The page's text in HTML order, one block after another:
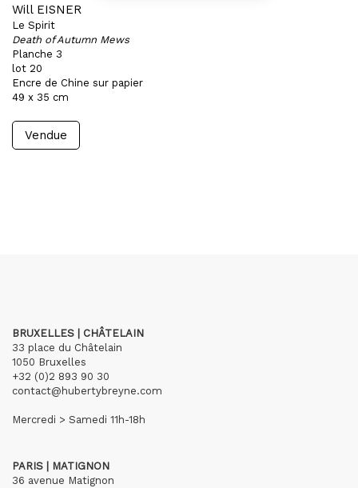
Will EISNER
Le Spirit
Death of Autumn Mews
Planche 3
lot 20
Encre de Chine sur papier
49 x 35 cm
Vendue
BRUXELLES | CHÂTELAIN
33 place du Châtelain
1050 Bruxelles
+32 (0)2 893 90 30
contact@hubertybreyne.com
Mercredi > Samedi 11h-18h
PARIS | MATIGNON
36 avenue Matignon